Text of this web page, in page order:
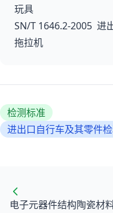
玩具
SN/T 1646.2-2005 进
拖拉机
检测标准
进出口自行车及其零件
电子元器件结构陶瓷材